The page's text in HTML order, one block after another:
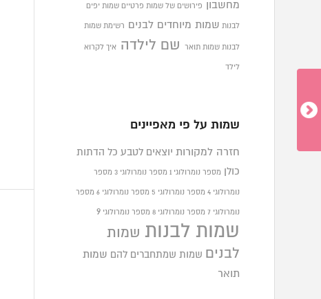
מחשבון פירושים של שמות פרטיים שמות יפים
לבנות שמות מיוחדים לבנים רשימת שמות
לבנות שמות תואר שם לילדה איך לקרוא
לילד
שמות על פי מאפיינים
חזרה למקורות יוצאים לטבע כל הדתות
כולן מספר נומרולוגי 1 מספר נומרולוגי 3 מספר
נומרולוגי 4 מספר נומרולוגי 5 מספר נומרולוגי 6 מספר
נומרולוגי 7 מספר נומרולוגי 8 מספר נומרולוגי9
שמות לבנות שמות
לבנים
שמות שמתחברים להם שמות
תואר